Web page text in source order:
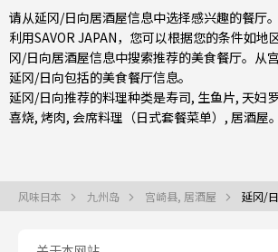
请从延冈/日向居酒屋信息中选择感兴趣的餐厅。
利用SAVOR JAPAN，您可以根据您的条件如地
冈/日向居酒屋信息中搜索推荐的美食餐厅。从
延冈/日向包括的美食餐厅信息。
延冈/日向推荐的料理种类是寿司, 生鱼片, 天妇罗
喜烧, 烤肉, 会席料理（日式套餐菜单） , 居酒屋。
风味日本 九州岛 宫崎县, 居酒屋 延冈/